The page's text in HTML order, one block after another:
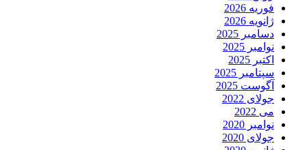
فوریه 2026
ژانویه 2026
دسامبر 2025
نوامبر 2025
اکتبر 2025
سپتامبر 2025
آگوست 2025
جولای 2022
می 2022
نوامبر 2020
جولای 2020